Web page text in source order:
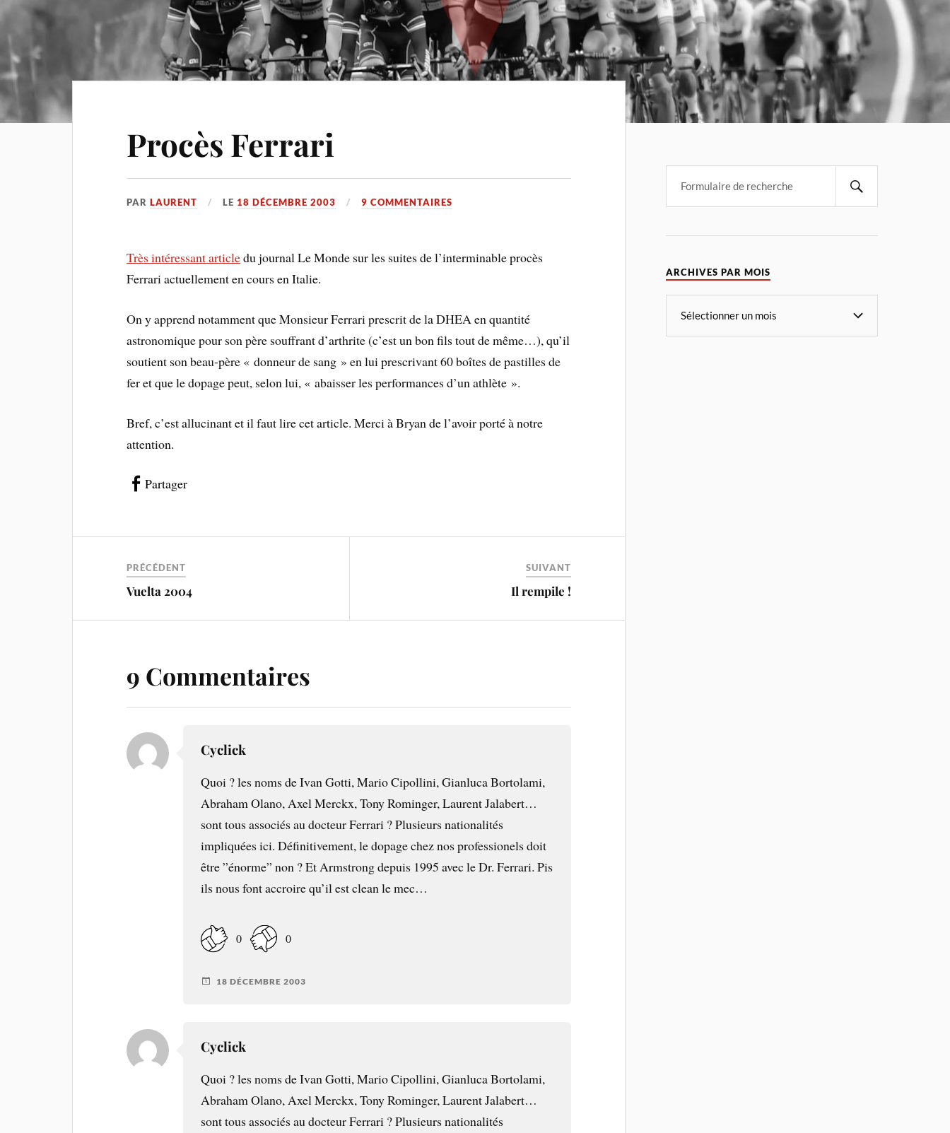
Procès Ferrari
PARLAURENT LE 18 DÉCEMBRE 2003 9 COMMENTAIRES
Très intéressant articledu journal Le Monde sur les suites de l’interminable procès
Ferrari actuellement en cours en Italie.
On y apprend notamment que Monsieur Ferrari prescrit de la DHEA en quantité
astronomique pour son père souffrant d’arthrite (c’est un bon fils tout de même…), qu’il
soutient son beau-père « donneur de sang » en lui prescrivant 60 boîtes de pastilles de
fer et que le dopage peut, selon lui, « abaisser les performances d’un athlète ».
Bref, c’est allucinant et il faut lire cet article. Merci à Bryan de l’avoir porté à notre
attention.
Partager
PRÉCÉDENT
Vuelta 2004
SUIVANT
Il rempile !
9 Commentaires
Cyclick
Quoi ? les noms de Ivan Gotti, Mario Cipollini, Gianluca Bortolami,
Abraham Olano, Axel Merckx, Tony Rominger, Laurent Jalabert…
sont tous associés au docteur Ferrari ? Plusieurs nationalités
impliquées ici. Définitivement, le dopage chez nos professionels doit
être ”énorme” non ? Et Armstrong depuis 1995 avec le Dr. Ferrari. Pis
ils nous font accroire qu’il est clean le mec…
0 0
18 DÉCEMBRE 2003
Cyclick
Quoi ? les noms de Ivan Gotti, Mario Cipollini, Gianluca Bortolami,
Abraham Olano, Axel Merckx, Tony Rominger, Laurent Jalabert…
sont tous associés au docteur Ferrari ? Plusieurs nationalités
ARCHIVES PAR MOIS